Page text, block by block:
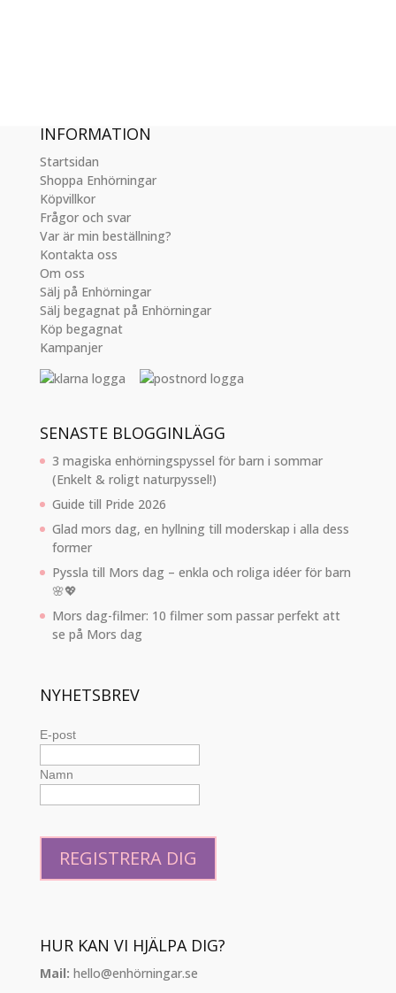
INFORMATION
Startsidan
Shoppa Enhörningar
Köpvillkor
Frågor och svar
Var är min beställning?
Kontakta oss
Om oss
Sälj på Enhörningar
Sälj begagnat på Enhörningar
Köp begagnat
Kampanjer
SENASTE BLOGGINLÄGG
3 magiska enhörningspyssel för barn i sommar
(Enkelt & roligt naturpyssel!)
Guide till Pride 2026
Glad mors dag, en hyllning till moderskap i alla dess
former
Pyssla till Mors dag – enkla och roliga idéer för barn
🌸💖
Mors dag-filmer: 10 filmer som passar perfekt att
se på Mors dag
NYHETSBREV
E-post
Namn
HUR KAN VI HJÄLPA DIG?
Mail: hello@enhörningar.se